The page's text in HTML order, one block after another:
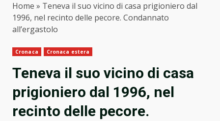
Home » Teneva il suo vicino di casa prigioniero dal
1996, nel recinto delle pecore. Condannato
all’ergastolo
Cronaca Cronaca estera
Teneva il suo vicino di casa
prigioniero dal 1996, nel
recinto delle pecore.